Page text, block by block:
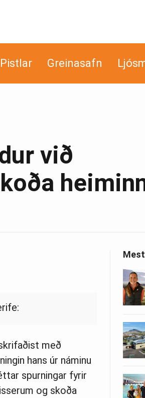
Pistlar Greinasafn
við
með
hans úr náminu
spurningar fyrir
og skoða